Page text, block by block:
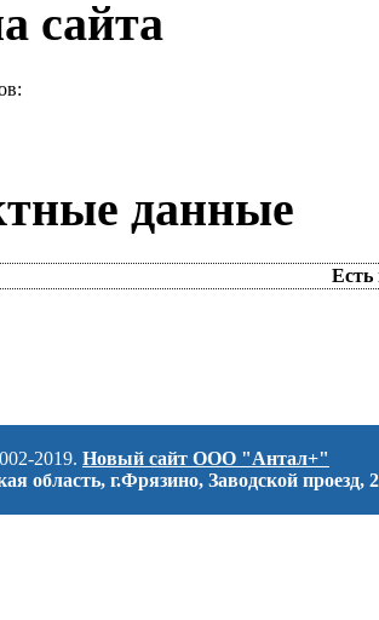
сайта
данные
Есть
2019. Новый сайт ООО "Антал+"
область, г.Фрязино, Заводской проезд, 2